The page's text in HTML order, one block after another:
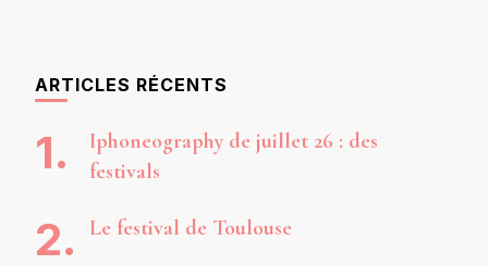
ARTICLES RÉCENTS
Iphoneography de juillet 26 : des
festivals
Le festival de Toulouse